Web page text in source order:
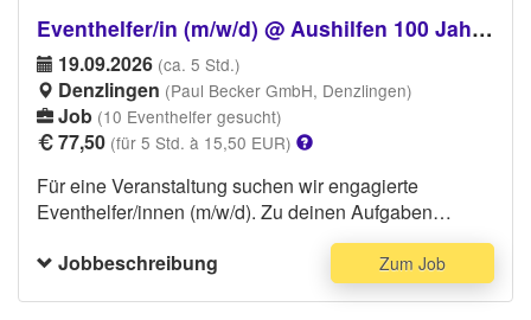
Eventhelfer/in (m/w/d) @ Aushilfen 100 Jahre Jubiläumsfeier
19.09.2026 (ca. 5 Std.)
Denzlingen (Paul Becker GmbH, Denzlingen)
Job (10 Eventhelfer gesucht)
77,50 (für 5 Std. à 15,50 EUR)
Für eine Veranstaltung suchen wir engagierte
Eventhelfer/innen (m/w/d). Zu deinen Aufgaben
gehören unter anderem: Unterstützung beim Auf- und
Abbau der Veranstaltung, Umräumen und Platzieren
der Eventausstattung, Betreuung und Unterstützung
Jobbeschreibung Zum Job